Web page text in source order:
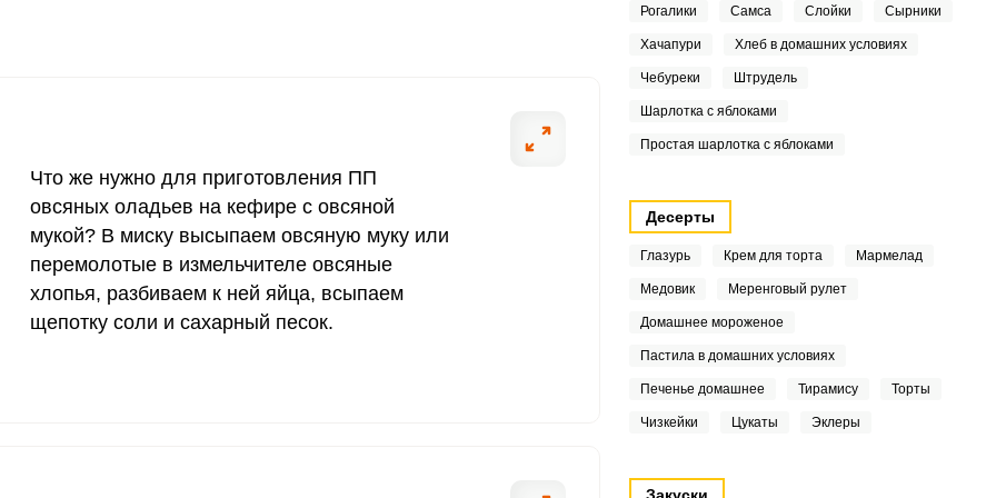
10 мкг 3.2
50 мг 9.5
Что же нужно для приготовления ПП
овсяных оладьев на кефире с овсяной
мукой? В миску высыпаем овсяную муку или
перемолотые в измельчителе овсяные
хлопья, разбиваем к ней яйца, всыпаем
щепотку соли и сахарный песок.
Рогалики Самса Слойки Сырники
Хачапури Хлеб в домашних условиях
Чебуреки Штрудель
Шарлотка с яблоками
Простая шарлотка с яблоками
Десерты
Глазурь Крем для торта Мармелад
Медовик Меренговый рулет
Домашнее мороженое
Пастила в домашних условиях
Печенье домашнее Тирамису Торты
Чизкейки Цукаты Эклеры
Войдите